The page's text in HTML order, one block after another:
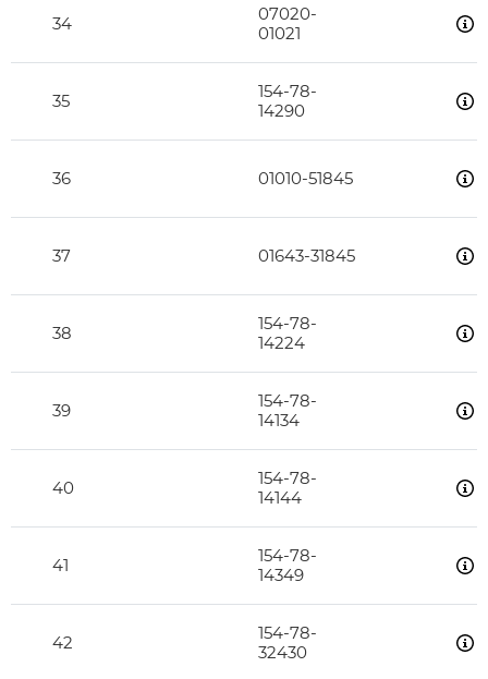
34
07020-
01021
35
154-78-
14290
36 01010-51845
37 01643-31845
38
154-78-
14224
39
154-78-
14134
40
154-78-
14144
41
154-78-
14349
42
154-78-
32430